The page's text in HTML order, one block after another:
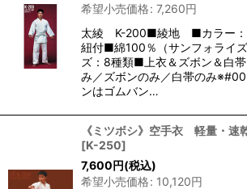
希望小売価格: 7,260円
太綾 K-200■綾地 ■カラー
紐付■綿100％（サンフォライ
ズ：8種類■上衣＆ズボン＆白
み／ズボンのみ／白帯のみ
ンはゴムバン…
《ミツボシ》空手衣 軽量・速
[K-250]
7,600円(税込)
希望小売価格: 10,120円